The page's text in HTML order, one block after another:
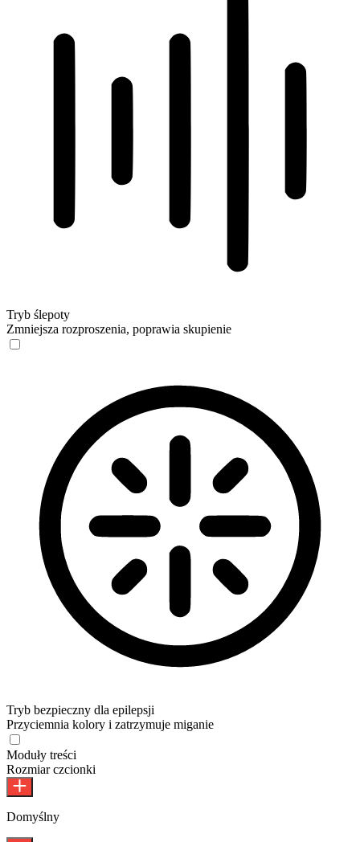
Tryb ślepoty
Zmniejsza rozproszenia, poprawia skupienie
Tryb bezpieczny dla epilepsji
Przyciemnia kolory i zatrzymuje miganie
Moduły treści
Rozmiar czcionki
Domyślny